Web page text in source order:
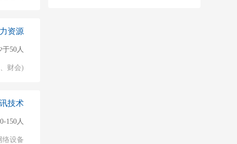
资源
于50人
财会)
技术
150人
络设备